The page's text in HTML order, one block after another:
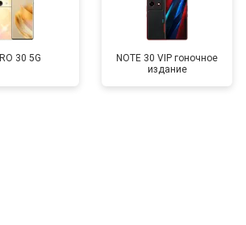
30 5G
NOTE 30 VIP гоночное
издание